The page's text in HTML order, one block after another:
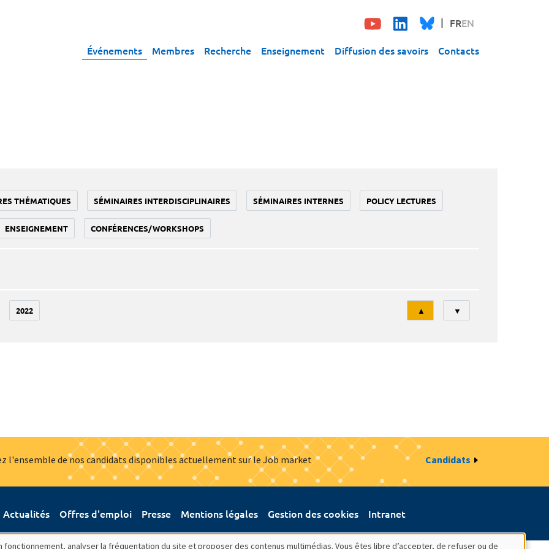
FREN
Événements Membres Recherche Enseignement Diffusion des savoirs Contacts
THÉMATIQUES SÉMINAIRES INTERDISCIPLINAIRES SÉMINAIRES INTERNES POLICY LECTURES
ENSEIGNEMENT CONFÉRENCES/WORKSHOPS
2022
Tri
▲ ▼
l'ensemble de nos candidats disponibles actuellement sur le Job market Candidats
Actualités Offres d'emploi Presse Mentions légales Gestion des cookies Intranet
analyser la fréquentation du site et proposer des contenus multimédias. Vous êtes libre d’accepter, de refuser ou de